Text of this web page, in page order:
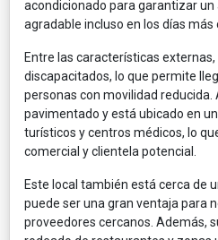
acondicionado para garantizar
agradable incluso en los días más
Entre las características
discapacitados, lo que permite
personas con movilidad reducida.
pavimentado y está ubicado en
turísticos y centros médicos, lo
comercial y clientela potencial.
Este local también está cerca de
puede ser una gran ventaja para
proveedores cercanos. Además,